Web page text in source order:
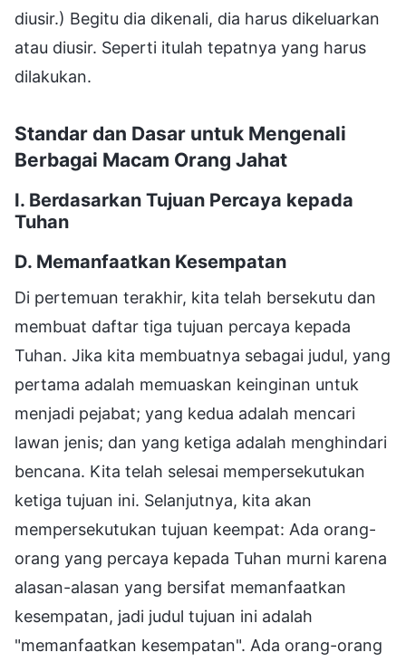
diusir.) Begitu dia dikenali, dia harus dikeluarkan
atau diusir. Seperti itulah tepatnya yang harus
dilakukan.
Standar dan Dasar untuk Mengenali
Berbagai Macam Orang Jahat
I. Berdasarkan Tujuan Percaya kepada
Tuhan
D. Memanfaatkan Kesempatan
Di pertemuan terakhir, kita telah bersekutu dan
membuat daftar tiga tujuan percaya kepada
Tuhan. Jika kita membuatnya sebagai judul, yang
pertama adalah memuaskan keinginan untuk
menjadi pejabat; yang kedua adalah mencari
lawan jenis; dan yang ketiga adalah menghindari
bencana. Kita telah selesai mempersekutukan
ketiga tujuan ini. Selanjutnya, kita akan
mempersekutukan tujuan keempat: Ada orang-
orang yang percaya kepada Tuhan murni karena
alasan-alasan yang bersifat memanfaatkan
kesempatan, jadi judul tujuan ini adalah
"memanfaatkan kesempatan". Ada orang-orang